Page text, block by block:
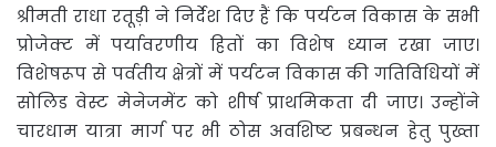
श्रीमती राधा रतूड़ी ने निर्देश दिए हैं कि पर्यटन विकास के सभी
प्रोजेक्ट में पर्यावरणीय हितों का विशेष ध्यान रखा जाए।
विशेषरूप से पर्वतीय क्षेत्रों में पर्यटन विकास की गतिविधियों में
सोलिड वेस्ट मेनेजमेंट को शीर्ष प्राथमिकता दी जाए। उन्होंने
चारधाम यात्रा मार्ग पर भी ठोस अवशिष्ट प्रबन्धन हेतु पुख्ता